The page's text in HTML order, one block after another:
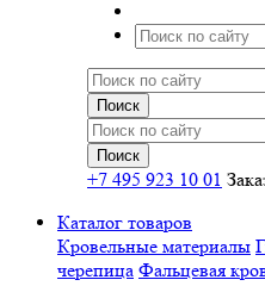
+7 495 923 10 01
Каталог товаров
Кровельные материалы
черепица Фальцевая